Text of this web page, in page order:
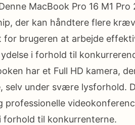
MacBook Pro 16 M1
der kan håndtere flere
brugeren at arbejde
i forhold til
har et Full HD kamera,
selv under svære lysforhold.
professionelle
til konkurrenterne.